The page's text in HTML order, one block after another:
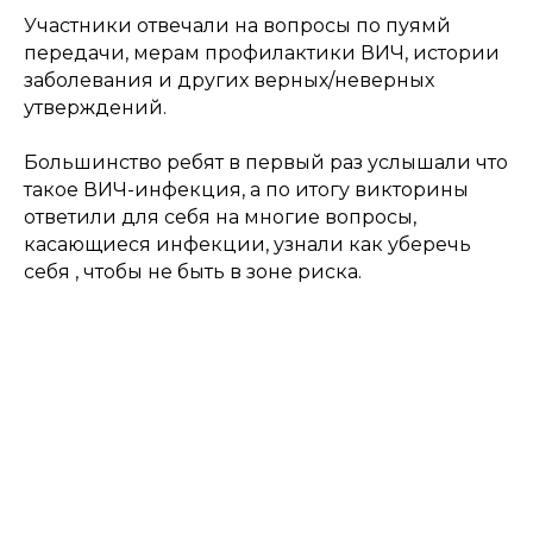
Участники отвечали на вопросы по пуямй
передачи, мерам профилактики ВИЧ, истории
заболевания и других верных/неверных
утверждений.
Большинство ребят в первый раз услышали что
такое ВИЧ-инфекция, а по итогу викторины
ответили для себя на многие вопросы,
касающиеся инфекции, узнали как уберечь
себя , чтобы не быть в зоне риска.